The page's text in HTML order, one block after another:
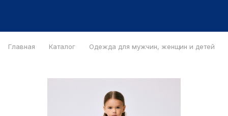
Главная Каталог Одежда для мужчин, женщин и детей